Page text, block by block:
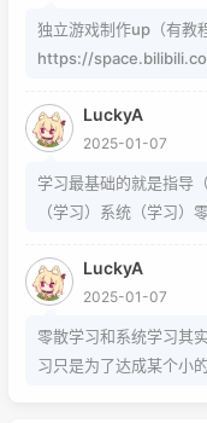
独立游戏制作up（有教
https://
LuckyA
2025-01-07
学习最基础的就是指导
（学习）系统（学习）
LuckyA
2025-01-07
零散学习和系统学习其
习只是为了达成某个小